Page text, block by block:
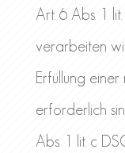
Art. 6 Abs. 1
verarbeiten
Erfüllung
erforderlich
Abs. 1 lit. c